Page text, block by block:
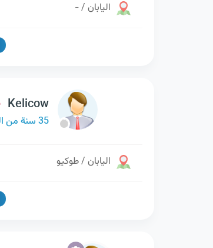
اليابان / -
Kelicow
35 سنة من اليابان
اليابان / طوكيو